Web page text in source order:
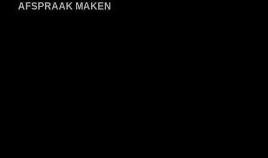
AFSPRAAK MAKEN